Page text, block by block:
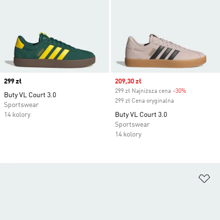
Price
299 zł
Buty VL Court 3.0
Sportswear
14 kolory
Sale price
209,30 zł
299 zł Najniższa cena -30%
299 zł Cena oryginalna
Buty VL Court 3.0
Sportswear
14 kolory